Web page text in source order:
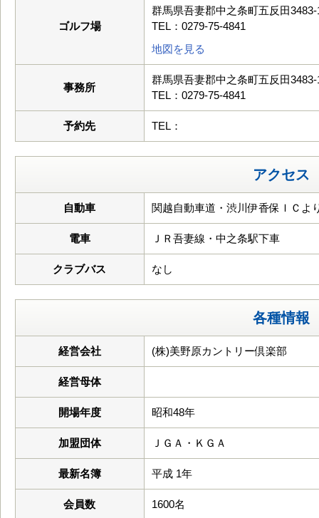
ゴルフ場
群馬県吾妻郡中之条町五反田3483-
TEL：0279-75-4841
地図を見る
事務所
群馬県吾妻郡中之条町五反田3483-
TEL：0279-75-4841
予約先 TEL：
アクセス
自動車 関越自動車道・渋川伊香保ＩＣよ
電車 ＪＲ吾妻線・中之条駅下車
クラブバス なし
各種情報
経営会社 (株)美野原カントリー倶楽部
経営母体
開場年度 昭和48年
加盟団体 ＪＧＡ・ＫＧＡ
最新名簿 平成 1年
会員数 1600名